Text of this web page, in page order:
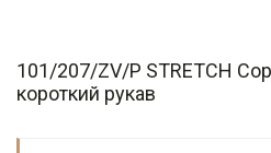
101/207/ZV/P STRETCH
короткий рукав